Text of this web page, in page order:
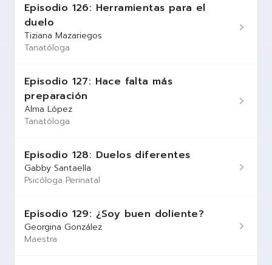
Episodio 126: Herramientas para el
duelo
Tiziana Mazariegos
Tanatóloga
Episodio 127: Hace falta más
preparación
Alma López
Tanatóloga
Episodio 128: Duelos diferentes
Gabby Santaella
Psicóloga Perinatal
Episodio 129: ¿Soy buen doliente?
Georgina González
Maestra